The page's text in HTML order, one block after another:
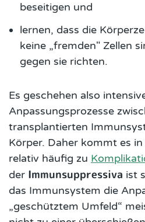
beseitigen und
lernen, dass die
keine „fremden" Zellen
gegen sie richten.
Es geschehen also
Anpassungsprozesse
transplantierten
Körper. Daher kommt es
relativ häufig zu
der Immunsuppressiva ist
das Immunsystem die
„geschütztem Umfeld“